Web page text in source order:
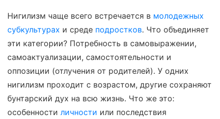
Нигилизм чаще всего встречается в молодежных
субкультурах и среде подростков. Что объединяет
эти категории? Потребность в самовыражении,
самоактуализации, самостоятельности и
оппозиции (отлучения от родителей). У одних
нигилизм проходит с возрастом, другие сохраняют
бунтарский дух на всю жизнь. Что же это:
особенности личности или последствия